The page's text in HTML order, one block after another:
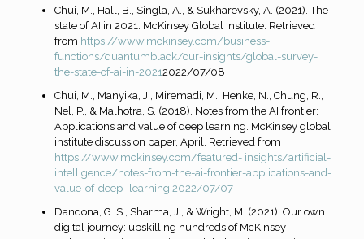
Chui, M., Hall, B., Singla, A., & Sukharevsky, A. (2021). The
state of AI in 2021. McKinsey Global Institute. Retrieved
from https://www.mckinsey.com/business-
functions/quantumblack/our-insights/global-survey-
the-state-of-ai-in-20212022/07/08
Chui, M., Manyika, J., Miremadi, M., Henke, N., Chung, R.,
Nel, P., & Malhotra, S. (2018). Notes from the AI frontier:
Applications and value of deep learning. McKinsey global
institute discussion paper, April. Retrieved from
https://www.mckinsey.com/featured- insights/artificial-
intelligence/notes-from-the-ai-frontier-applications-and-
value-of-deep- learning 2022/07/07
Dandona, G. S., Sharma, J., & Wright, M. (2021). Our own
digital journey: upskilling hundreds of McKinsey